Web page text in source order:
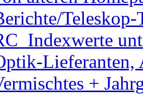
Lieferanten,
+